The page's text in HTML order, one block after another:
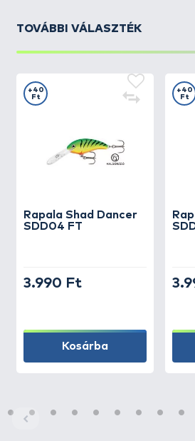
TOVÁBBI VÁLASZTÉK
Rapala Shad Dancer
SDD04 FT
+40
Ft
3.990 Ft
Kosárba
+40
Ft